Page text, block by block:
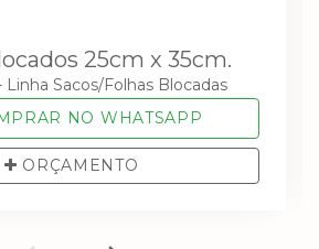
25cm x 35cm.
Linha Sacos/Folhas Blocadas
NO WHATSAPP
ORÇAMENTO